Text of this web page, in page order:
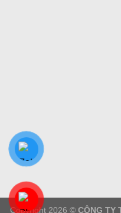
Copyright 2026 © CÔNG TY